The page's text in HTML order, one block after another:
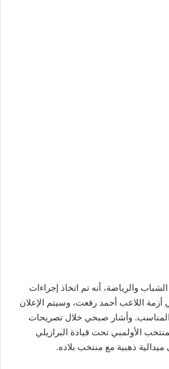
والرياضة، أنه تم اتخاذ إجراءات
أزمة اللاعب أحمد رفعت، وسيتم الإعلان
المناسب. وأشار صبحي خلال تصريحات
الأولمبي تحت قيادة البرازيلي
ذهبية مع منتخب بلاده.